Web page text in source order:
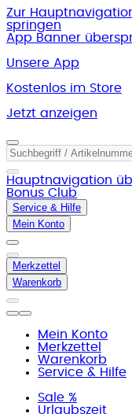
Zur
springen
App Banner
Unsere App
Kostenlos im Store
Jetzt anzeigen
Hauptnavigation
Bonus Club
Service & Hilfe
Mein Konto
Merkzettel
Warenkorb
Mein Konto
Merkzettel
Warenkorb
Service & Hilfe
Sale %
Urlaubszeit